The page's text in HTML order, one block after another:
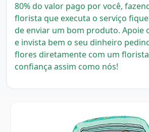
80% do valor pago por você,
florista que executa o serviço
de enviar um bom produto. Apoie
e invista bem o seu dinheiro
flores diretamente com um
confiança assim como nós!